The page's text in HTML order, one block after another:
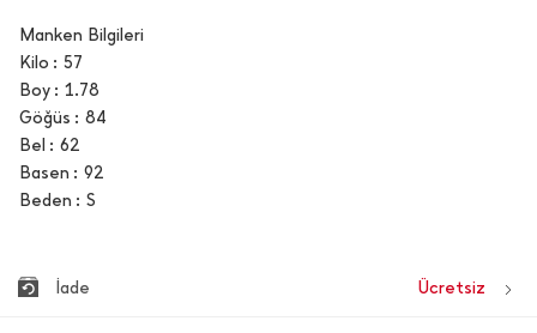
Manken Bilgileri
Kilo
57
Boy
1.78
Göğüs
84
Bel
62
Basen
92
Beden
S
İade Ücretsiz